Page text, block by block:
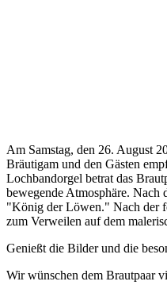
Am Samstag, den 26. August
Bräutigam und den Gästen
Lochbandorgel betrat das
bewegende Atmosphäre. Nach
"König der Löwen." Nach der
zum Verweilen auf dem
Genießt die Bilder und die
Wir wünschen dem Brautpaar